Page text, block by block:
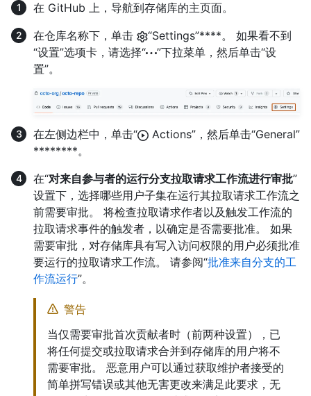
在 GitHub 上，导航到存储库的主页面。
在仓库名称下，单击
“Settings”****。 如果看不到
“设置”选项卡，请选择“
”下拉菜单，然后单击“设
置”。
在左侧边栏中，单击“
Actions”，然后单击“General”
********。
在“对来自参与者的运行分支拉取请求工作流进行审批”
设置下，选择哪些用户子集在运行其拉取请求工作流之
前需要审批。 将检查拉取请求作者以及触发工作流的
拉取请求事件的触发者，以确定是否需要批准。 如果
需要审批，对存储库具有写入访问权限的用户必须批准
要运行的拉取请求工作流。 请参阅“批准来自分支的工
作流运行”。
警告
当仅需要审批首次贡献者时（前两种设置），已
将任何提交或拉取请求合并到存储库的用户将不
需要审批。 恶意用户可以通过获取维护者接受的
简单拼写错误或其他无害更改来满足此要求，无